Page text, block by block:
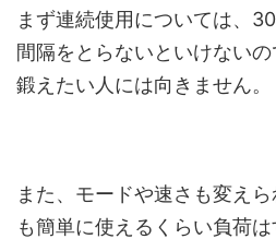
まず連続使用については、
間隔をとらないといけない
鍛えたい人には向きません。
また、モードや速さも変え
も簡単に使えるくらい負荷